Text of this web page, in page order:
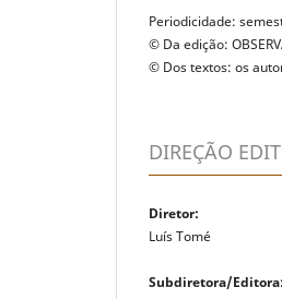
Periodicidade:
© Da edição:
© Dos textos: os
DIREÇÃO
Diretor:
Luís Tomé
Subdiretora/Editora: